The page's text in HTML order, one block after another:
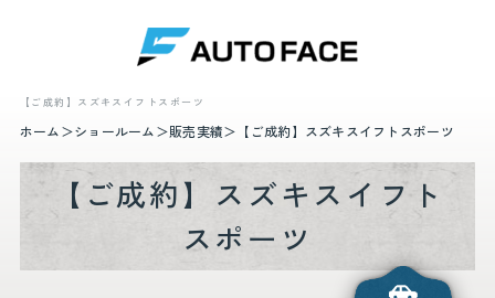
【ご成約】スズキスイフトスポーツ
ホーム ショールーム 販売実績 【ご成約】スズキスイフトスポーツ
【ご成約】スズキスイフト
スポーツ